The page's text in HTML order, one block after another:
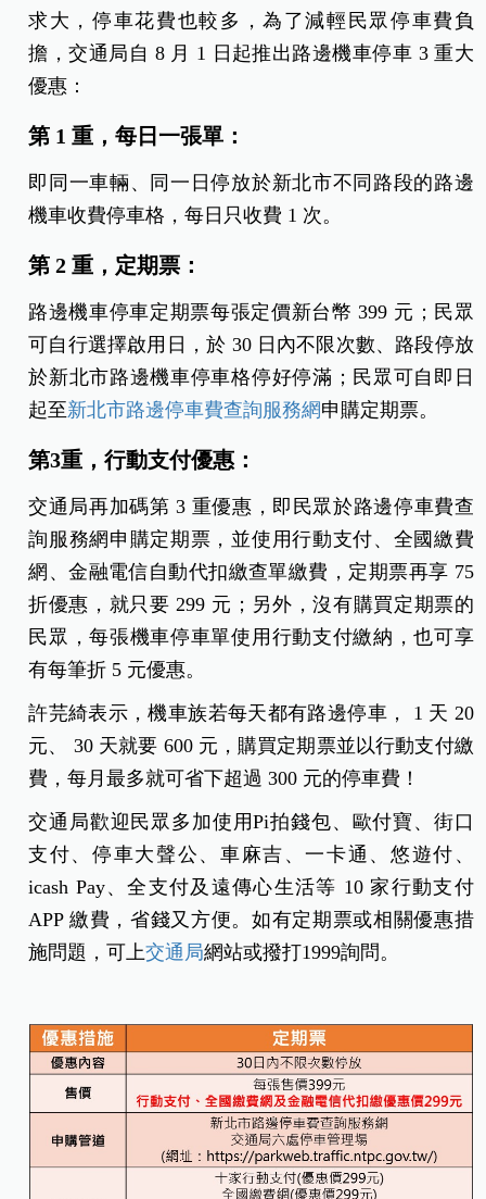
求大，停車花費也較多，為了減輕民眾停車費負
擔，交通局自 8 月 1 日起推出路邊機車停車 3 重大
優惠：
第 1 重，每日一張單：
即同一車輛、同一日停放於新北市不同路段的路邊
機車收費停車格，每日只收費 1 次。
第 2 重，定期票：
路邊機車停車定期票每張定價新台幣 399 元；民眾
可自行選擇啟用日，於 30 日內不限次數、路段停放
於新北市路邊機車停車格停好停滿；民眾可自即日
起至新北市路邊停車費查詢服務網申購定期票。
第3重，行動支付優惠：
交通局再加碼第 3 重優惠，即民眾於路邊停車費查
詢服務網申購定期票，並使用行動支付、全國繳費
網、金融電信自動代扣繳查單繳費，定期票再享 75
折優惠，就只要 299 元；另外，沒有購買定期票的
民眾，每張機車停車單使用行動支付繳納，也可享
有每筆折 5 元優惠。
許芫綺表示，機車族若每天都有路邊停車， 1 天 20
元、 30 天就要 600 元，購買定期票並以行動支付繳
費，每月最多就可省下超過 300 元的停車費！
交通局歡迎民眾多加使用Pi拍錢包、歐付寶、街口
支付、停車大聲公、車麻吉、一卡通、悠遊付、
icash Pay、全支付及遠傳心生活等 10 家行動支付
APP 繳費，省錢又方便。如有定期票或相關優惠措
施問題，可上交通局網站或撥打1999詢問。